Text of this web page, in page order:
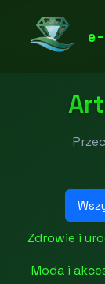
diamentspa.pl
Zdrowie i
Moda i